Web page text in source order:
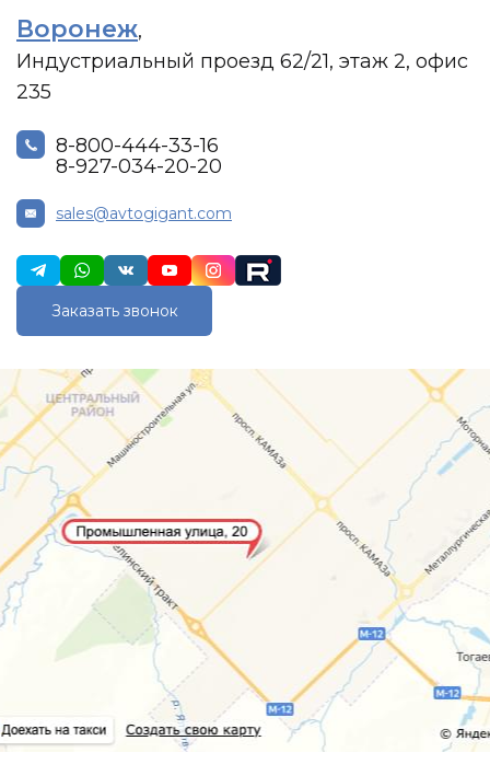
Воронеж,
Индустриальный проезд 62/21, этаж 2, офис
235
8-800-444-33-16
8-927-034-20-20
sales@avtogigant.com
Заказать звонок